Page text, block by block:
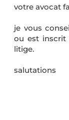
votre avocat
je vous
ou est inscrit
litige.
salutations